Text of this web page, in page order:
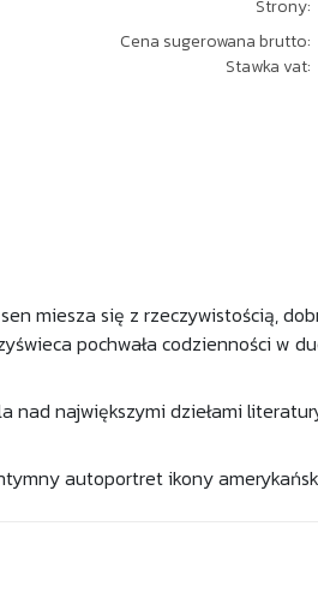
Strony:
Cena sugerowana brutto:
Stawka vat:
miesza się z rzeczywistością,
pochwała codzienności w
nad największymi dziełami
autoportret ikony